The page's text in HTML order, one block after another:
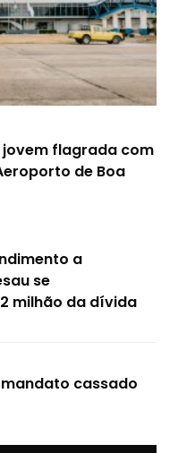
jovem flagrada com
de Boa
a
se
milhão da dívida
cassado